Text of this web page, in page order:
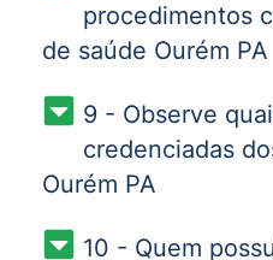
procedimentos
de saúde Ourém PA
9 - Observe
credenciadas
Ourém PA
10 - Quem